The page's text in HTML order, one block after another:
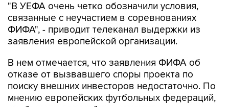
"В УЕФА очень четко обозначили условия,
связанные с неучастием в соревнованиях
ФИФА", - приводит телеканал выдержки из
заявления европейской организации.
В нем отмечается, что заявления ФИФА об
отказе от вызвавшего споры проекта по
поиску внешних инвесторов недостаточно. По
мнению европейских футбольных федераций,